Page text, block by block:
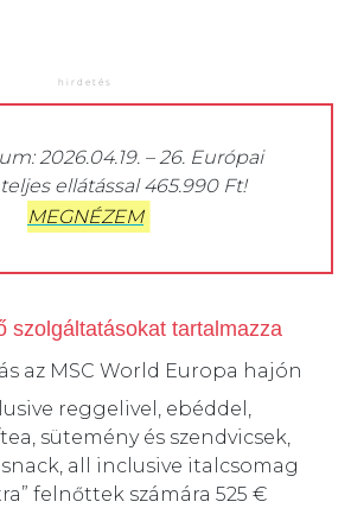
2026.04.19. – 26. Európai
ellátással 465.990 Ft!
MEGNÉZEM
szolgáltatásokat tartalmazza
az MSC World Europa hajón
reggelivel, ebéddel,
sütemény és szendvicsek,
all inclusive italcsomag
felnőttek számára 525 €